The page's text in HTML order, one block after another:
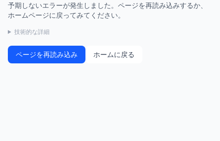
予期しないエラーが発生しました。ページを再読み込みするか、
ホームページに戻ってみてください。
技術的な詳細
ページを再読み込み ホームに戻る